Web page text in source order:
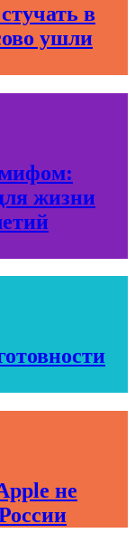
в
ушли
мифом:
жизни
не